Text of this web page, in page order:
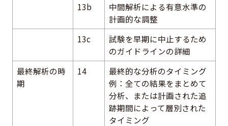
13b
中間解析による有意水準の
計画的な調整
13c
試験を早期に中止するため
のガイドラインの詳細
最終解析の時
期
14
最終的な分析のタイミング
例：全ての結果をまとめて
分析、または計画された追
跡期間によって層別された
タイミング